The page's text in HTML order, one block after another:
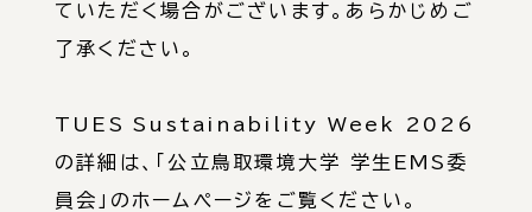
ていただく場合がございます。あらかじめご
了承ください。
TUES Sustainability Week 2026
の詳細は、「公立鳥取環境大学 学生EMS委
員会」のホームぺージをご覧ください。